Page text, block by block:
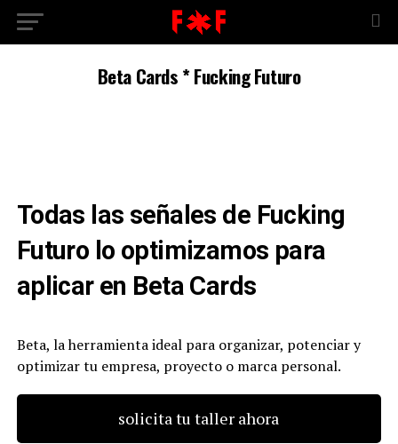
Beta Cards * Fucking Futuro
Todas las señales de Fucking
Futuro lo optimizamos para
aplicar en Beta Cards
Beta, la herramienta ideal para organizar, potenciar y
optimizar tu empresa, proyecto o marca personal.
solicita tu taller ahora